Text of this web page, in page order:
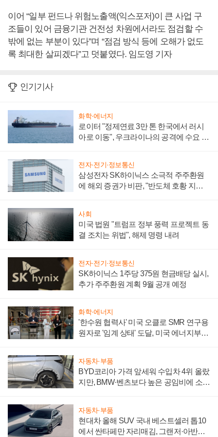
이어 “일부 펀드나 위험노출액(익스포저)이 큰 사업 구
조들이 있어 금융기관 건전성 차원에서라도 점검할 수
밖에 없는 부분이 있다”며 “점검 방식 등에 오해가 없도
록 최대한 살피겠다”고 덧붙였다. 임도영 기자
인기기사
화학·에너지
로이터 "정제연료 3만 톤 한국에서 러시
아로 이동", 우크라이나의 공격에 수요 늘
전자·전기·정보통신
삼성전자 SK하이닉스 소극적 주주환원
에 해외 증권가 비판, "반도체 호황 지속
사회
미국 법원 "트럼프 정부 풍력 프로젝트 동
결 조치는 위법", 해제 명령 내려
전자·전기·정보통신
SK하이닉스 1주당 375원 현금배당 실시,
추가 주주환원 계획 9월 공개 예정
화학·에너지
'한수원 협력사' 미국 오클로 SMR 연구용
원자로 '임계 상태' 도달, 미국 에너지부
자동차·부품
BYD코리아 가격 앞세워 수입차 4위 올랐
지만, BMW·벤츠보다 높은 공임비에 소비
자동차·부품
현대차 올해 SUV 국내 베스트셀러 톱10
에서 싼타페만 자리매김, 그랜저·아반떼